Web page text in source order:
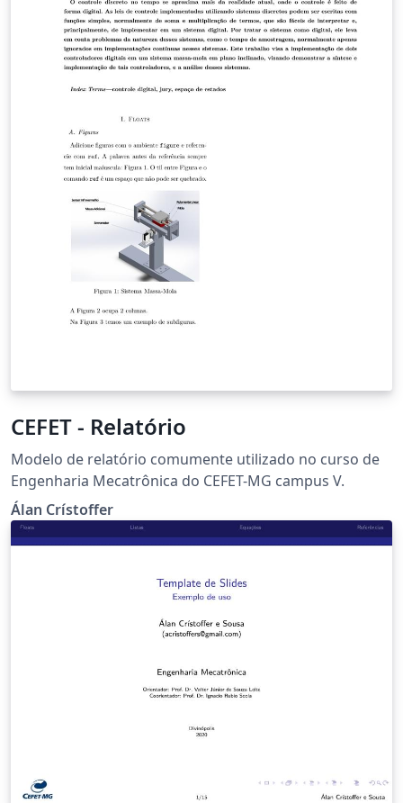
CEFET - Relatório
Modelo de relatório comumente utilizado no curso de
Engenharia Mecatrônica do CEFET-MG campus V.
Álan Crístoffer